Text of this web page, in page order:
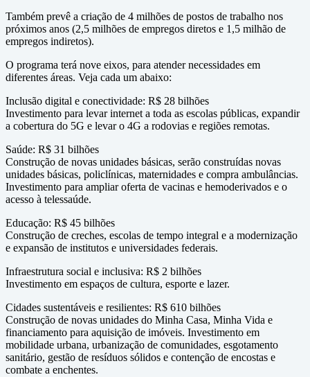
Também prevê a criação de 4 milhões de postos de trabalho nos
próximos anos (2,5 milhões de empregos diretos e 1,5 milhão de
empregos indiretos).
O programa terá nove eixos, para atender necessidades em
diferentes áreas. Veja cada um abaixo:
Inclusão digital e conectividade: R$ 28 bilhões
Investimento para levar internet a toda as escolas públicas, expandir
a cobertura do 5G e levar o 4G a rodovias e regiões remotas.
Saúde: R$ 31 bilhões
Construção de novas unidades básicas, serão construídas novas
unidades básicas, policlínicas, maternidades e compra ambulâncias.
Investimento para ampliar oferta de vacinas e hemoderivados e o
acesso à telessaúde.
Educação: R$ 45 bilhões
Construção de creches, escolas de tempo integral e a modernização
e expansão de institutos e universidades federais.
Infraestrutura social e inclusiva: R$ 2 bilhões
Investimento em espaços de cultura, esporte e lazer.
Cidades sustentáveis e resilientes: R$ 610 bilhões
Construção de novas unidades do Minha Casa, Minha Vida e
financiamento para aquisição de imóveis. Investimento em
mobilidade urbana, urbanização de comunidades, esgotamento
sanitário, gestão de resíduos sólidos e contenção de encostas e
combate a enchentes.